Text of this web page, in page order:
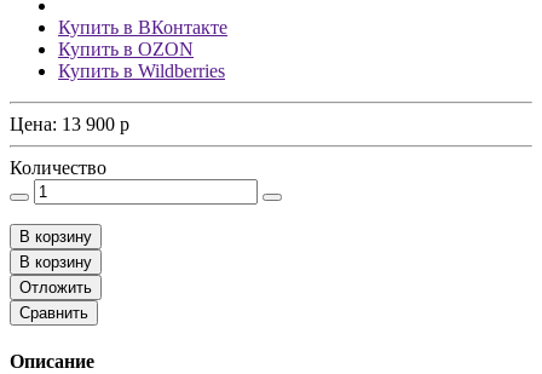
Купить в ВКонтакте
Купить в OZON
Купить в Wildberries
Цена: 13 900 p
Количество
В корзину
В корзину
Отложить
Сравнить
Описание